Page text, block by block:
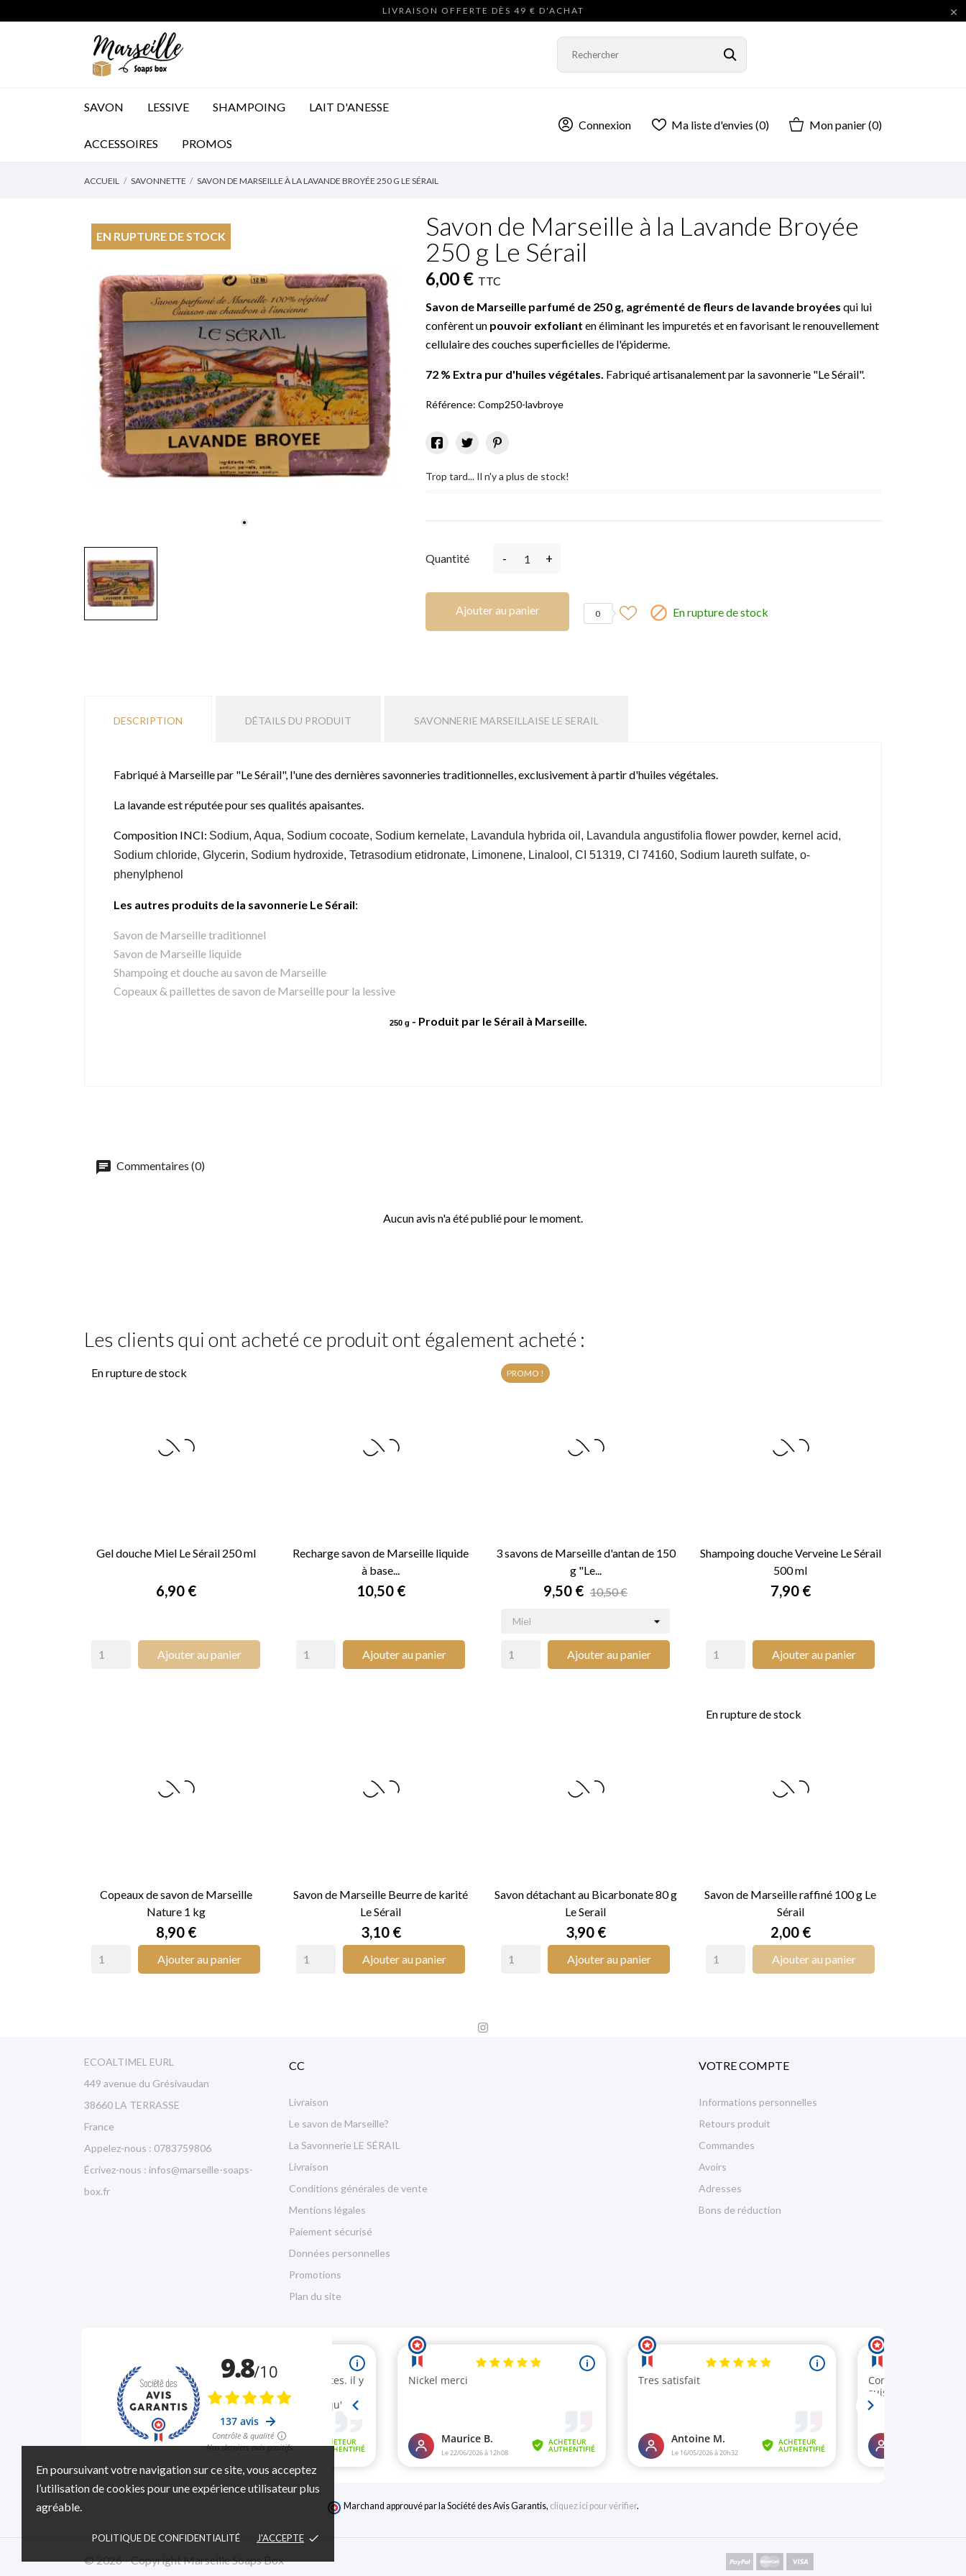
En poursuivant votre navigation sur ce site, vous acceptez
l’utilisation de cookies pour une expérience utilisateur plus
agréable.
POLITIQUE DE CONFIDENTIALITÉ J'ACCEPTE done
LIVRAISON OFFERTE DÈS 49 € D'ACHAT 
SAVON LESSIVE SHAMPOING LAIT D'ANESSE
ACCESSOIRES PROMOS
Connexion Ma liste d'envies (0) Mon panier(0)
ACCUEIL SAVONNETTE SAVON DE MARSEILLE À LA LAVANDE BROYÉE 250 G LE SÉRAIL
EN RUPTURE DE STOCK
Savon de Marseille à la Lavande Broyée
250 g Le Sérail
6,00 € TTC
Savon de Marseille parfumé de 250 g, agrémenté de fleurs de lavande broyées qui lui
confèrent un pouvoir exfoliant en éliminant les impuretés et en favorisant le renouvellement
cellulaire des couches superficielles de l'épiderme.
72 % Extra pur d'huiles végétales. Fabriqué artisanalement par la savonnerie "Le Sérail".
Référence: Comp250-lavbroye
Trop tard... Il n'y a plus de stock!
Quantité - +
Ajouter au panier 0  En rupture de stock
DESCRIPTION DÉTAILS DU PRODUIT SAVONNERIE MARSEILLAISE LE SERAIL
Fabriqué à Marseille par "Le Sérail", l'une des dernières savonneries traditionnelles, exclusivement à partir d'huiles végétales.
La lavande est réputée pour ses qualités apaisantes.
Composition INCI: Sodium, Aqua, Sodium cocoate, Sodium kernelate, Lavandula hybrida oil, Lavandula angustifolia flower powder, kernel acid,
Sodium chloride, Glycerin, Sodium hydroxide, Tetrasodium etidronate, Limonene, Linalool, CI 51319, CI 74160, Sodium laureth sulfate, o-
phenylphenol
Les autres produits de la savonnerie Le Sérail:
Savon de Marseille traditionnel
Savon de Marseille liquide
Shampoing et douche au savon de Marseille
Copeaux & paillettes de savon de Marseille pour la lessive
250 g - Produit par le Sérail à Marseille.
Commentaires (0)
Aucun avis n'a été publié pour le moment.
Les clients qui ont acheté ce produit ont également acheté :
Gel douche Miel Le Sérail 250 ml
Prix
6,90 €
Ajouter au panier
En rupture de stock
APERÇU RAPIDE
Recharge savon de Marseille liquide
à base...
Prix
10,50 €
Ajouter au panier
APERÇU RAPIDE
3 savons de Marseille d'antan de 150
g "Le...
Prix
9,50 € 10,50 €
Ajouter au panier
PROMO !
APERÇU RAPIDE
Shampoing douche Verveine Le Sérail
500 ml
Prix
7,90 €
Ajouter au panier
APERÇU RAPIDE
Copeaux de savon de Marseille
Nature 1 kg
Prix
8,90 €
Ajouter au panier
APERÇU RAPIDE
Savon de Marseille Beurre de karité
Le Sérail
Prix
3,10 €
Ajouter au panier
APERÇU RAPIDE
Savon détachant au Bicarbonate 80 g
Le Serail
Prix
3,90 €
Ajouter au panier
APERÇU RAPIDE
Savon de Marseille raffiné 100 g Le
Sérail
Prix
2,00 €
Ajouter au panier
En rupture de stock
ECOALTIMEL EURL
449 avenue du Grésivaudan
38660 LA TERRASSE
France
Appelez-nous : 0783759806
Écrivez-nous : infos@marseille-soaps-
box.fr
CC
Livraison
Le savon de Marseille?
La Savonnerie LE SÉRAIL
Livraison
Conditions générales de vente
Mentions légales
Paiement sécurisé
Données personnelles
Promotions
Plan du site
VOTRE COMPTE
Informations personnelles
Retours produit
Commandes
Avoirs
Adresses
Bons de réduction
Marchand approuvé par la Société des Avis Garantis, cliquez ici pour vérifier.
© 2026 - Copyright Marseille Soaps Box